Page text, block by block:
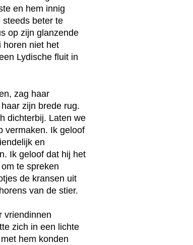
en hem innig
steeds beter te
op zijn glanzende
horen niet het
Lydische fluit in
zag haar
zijn brede rug.
dichterbij. Laten we
vermaken. Ik geloof
en
Ik geloof dat hij het
te spreken
de kransen uit
van de stier.
vriendinnen
zich in een lichte
hem konden